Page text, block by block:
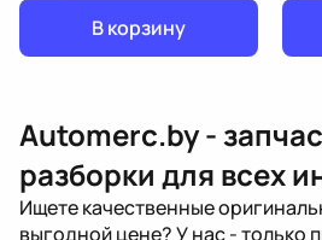
В корзину
Automerc.by -
разборки для всех
Ищете качественные
выгодной цене? У нас - только